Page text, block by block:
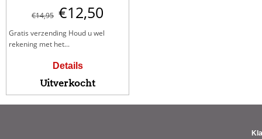
€14,95 €12,50
Gratis verzending Houd u wel
rekening met het...
Details
Uitverkocht